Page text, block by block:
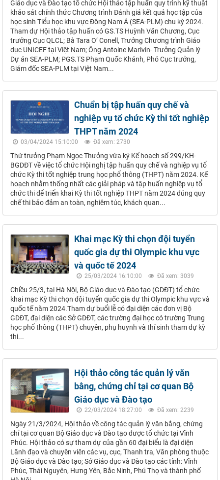
Giáo dục và Đào tạo tổ chức Hội thảo tập huấn quy trình kỹ thuật
khảo sát chính thức Chương trình Đánh giá kết quả học tập của
học sinh Tiểu học khu vực Đông Nam Á (SEA-PLM) chu kỳ 2024.
Tham dự Hội thảo tập huấn có GS.TS Huỳnh Văn Chương, Cục
trưởng Cục QLCL; Bà Tara O’ Conell, Trưởng Chương trình Giáo
dục UNICEF tại Việt Nam; Ông Antoine Marivin- Trưởng Quản lý
Dự án SEA-PLM; PGS.TS Phạm Quốc Khánh, Phó Cục trưởng,
Giám đốc SEA-PLM tại Việt Nam...
Chuẩn bị tập huấn quy chế và
nghiệp vụ tổ chức Kỳ thi tốt nghiệp
THPT năm 2024
03/04/2024 15:10:00 Đã xem: 2730
Thứ trưởng Phạm Ngọc Thưởng vừa ký Kế hoạch số 299/KH-
BGDĐT về việc tổ chức Hội nghị tập huấn quy chế và nghiệp vụ tổ
chức Kỳ thi tốt nghiệp trung học phổ thông (THPT) năm 2024. Kế
hoạch nhằm thống nhất các giải pháp và tập huấn nghiệp vụ tổ
chức thi để triển khai Kỳ thi tốt nghiệp THPT năm 2024 đúng quy
chế thi bảo đảm an toàn, nghiêm túc, khách quan...
Khai mạc Kỳ thi chọn đội tuyển
quốc gia dự thi Olympic khu vực
và quốc tế 2024
25/03/2024 16:10:00 Đã xem: 3039
Chiều 25/3, tại Hà Nội, Bộ Giáo dục và Đào tạo (GDĐT) tổ chức
khai mạc Kỳ thi chọn đội tuyển quốc gia dự thi Olympic khu vực và
quốc tế năm 2024.Tham dự buổi lễ có đại diện các đơn vị Bộ
GDĐT, đại diện các Sở GDĐT, các trường đại học có trường Trung
học phổ thông (THPT) chuyên, phụ huynh và thí sinh tham dự kỳ
thi...
Hội thảo công tác quản lý văn
bằng, chứng chỉ tại cơ quan Bộ
Giáo dục và Đào tạo
22/03/2024 18:27:00 Đã xem: 2239
Ngày 21/3/2024, Hội thảo về công tác quản lý văn bằng, chứng
chỉ tại cơ quan Bộ Giáo dục và Đào tạo được tổ chức tại Vĩnh
Phúc. Hội thảo có sự tham dự của gần 60 đại biểu là đại diện
Lãnh đạo và chuyên viên các vụ, cục, Thanh tra, Văn phòng thuộc
Bộ Giáo dục và Đào tạo; Sở Giáo dục và Đào tạo các tỉnh: Vĩnh
Phúc, Thái Nguyên, Hưng Yên, Bắc Ninh, Phú Thọ và thành phố